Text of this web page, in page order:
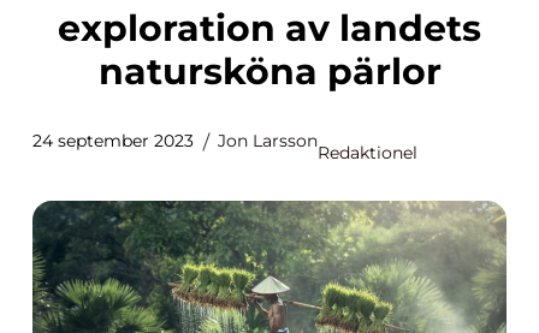
exploration av landets
natursköna pärlor
24 september 2023 Jon Larsson
Redaktionel